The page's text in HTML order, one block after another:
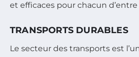
et efficaces pour chacun d’entre
TRANSPORTS DURABLES
Le secteur des transports est